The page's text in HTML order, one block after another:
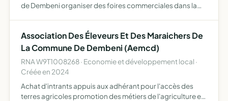
de Dembeni organiser des foires commerciales dans la
Association Des Éleveurs Et Des Maraichers De
La Commune De Dembeni (Aemcd)
RNA W9T1008268 · Economie et développement local ·
Créée en 2024
Achat d'intrants appuis aux adhérant pour l'accès des
terres agricoles promotion des métiers de l'agriculture et